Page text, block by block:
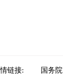
链接: 国务院